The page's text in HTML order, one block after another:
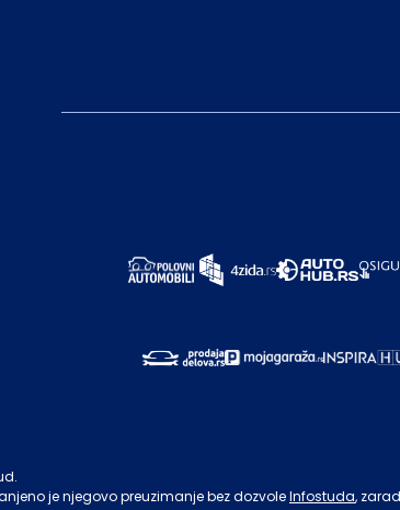
je njegovo preuzimanje bez dozvoleInfostuda,